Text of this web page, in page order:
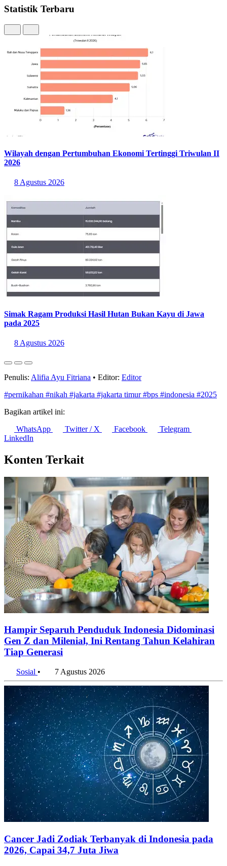
Statistik Terbaru
Wilayah dengan Pertumbuhan Ekonomi Tertinggi Triwulan II
2026
8 Agustus 2026
Simak Ragam Produksi Hasil Hutan Bukan Kayu di Jawa
pada 2025
8 Agustus 2026
Penulis: Alifia Ayu Fitriana • Editor: Editor
#pernikahan #nikah #jakarta #jakarta timur#bps #indonesia #2025
Bagikan artikel ini:
WhatsApp
Twitter / X Facebook
Telegram
LinkedIn
Konten Terkait
Hampir Separuh Penduduk Indonesia Didominasi
Gen Z dan Milenial, Ini Rentang Tahun Kelahiran
Tiap Generasi
Sosial • 7 Agustus 2026
Cancer Jadi Zodiak Terbanyak di Indonesia pada
2026, Capai 34,7 Juta Jiwa